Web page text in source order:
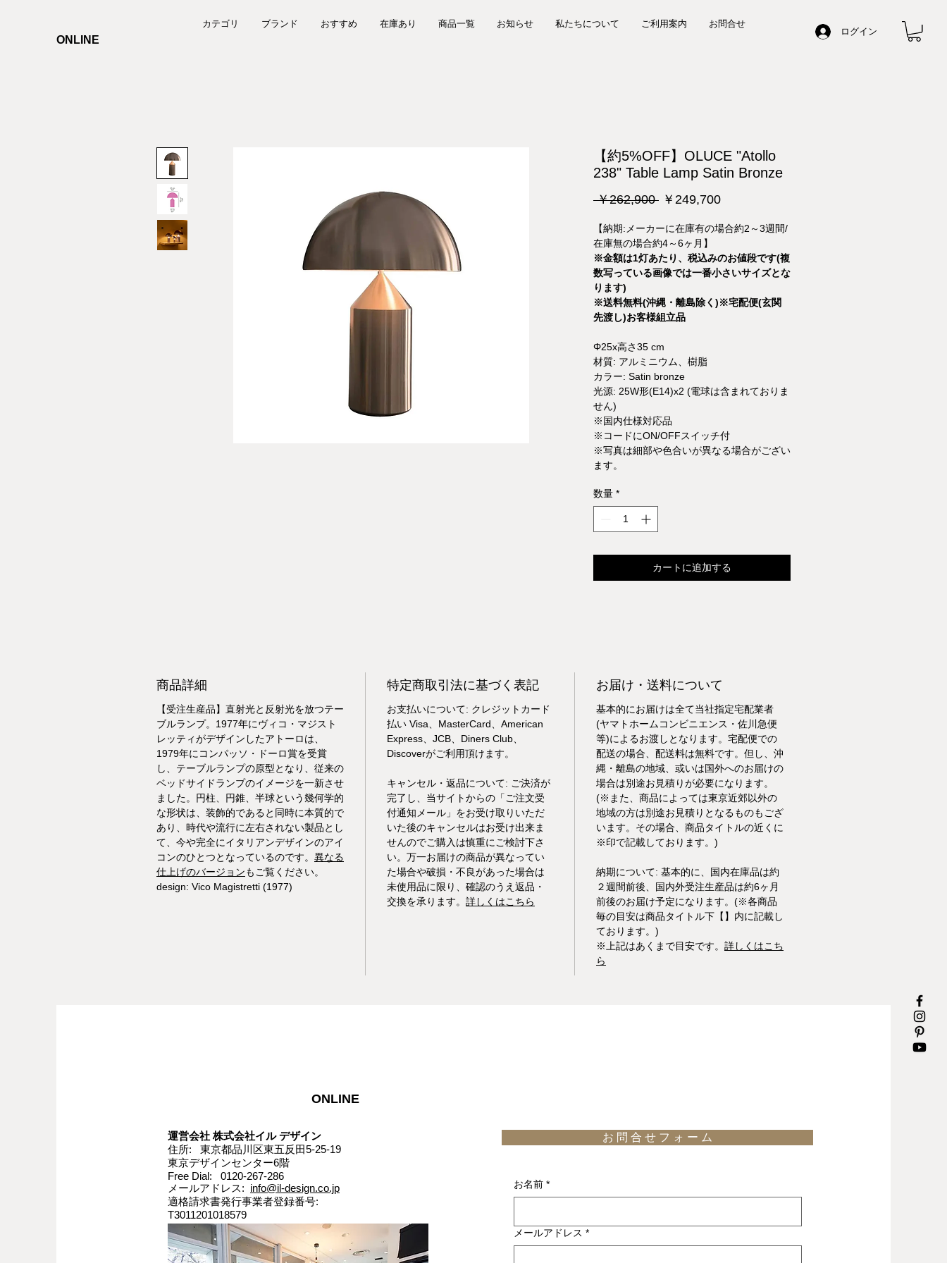
ONLINE
ログイン
カテゴリ ブランド おすすめ 在庫あり 商品一覧 お知らせ 私たちについて ご利用案内 お問合せ
【約5%OFF】OLUCE "Atollo
238" Table Lamp Satin Bronze
￥262,900 通
価
格
￥249,700セ
ル
格
【納期:メーカーに在庫有の場合約2～3週間/
在庫無の場合約4～6ヶ月】
※金額は1灯あたり、税込みのお値段です(複
数写っている画像では一番小さいサイズとな
ります)
※送料無料(沖縄・離島除く)※宅配便(玄関
先渡し)お客様組立品
Φ25x高さ35 cm
材質: アルミニウム、樹脂
カラー: Satin bronze
光源: 25W形(E14)x2 (電球は含まれておりま
せん)
※国内仕様対応品
※コードにON/OFFスイッチ付
※写真は細部や色合いが異なる場合がござい
ます。
数量 *
カートに追加する
商品詳細
【受注生産品】直射光と反射光を放つテー
ブルランプ。1977年にヴィコ・マジスト
レッティがデザインしたアトーロは、
1979年にコンパッソ・ドーロ賞を受賞
し、テーブルランプの原型となり、従来の
ベッドサイドランプのイメージを一新させ
ました。円柱、円錐、半球という幾何学的
な形状は、装飾的であると同時に本質的で
あり、時代や流行に左右されない製品とし
て、今や完全にイタリアンデザインのアイ
コンのひとつとなっているのです。 異なる
仕上げのバージョンもご覧ください。
design: Vico Magistretti (1977)
特定商取引法に基づく表記
お支払いについて: クレジットカード
払い Visa、MasterCard、American
Express、JCB、Diners Club、
Discoverがご利用頂けます。
キャンセル・返品について: ご決済が
完了し、当サイトからの「ご注文受
付通知メール」をお受け取りいただ
いた後のキャンセルはお受け出来ま
せんのでご購入は慎重にご検討下さ
い。万一お届けの商品が異なってい
た場合や破損・不良があった場合は
未使用品に限り、確認のうえ返品・
交換を承ります。 詳しくはこちら
お届け・送料について
基本的にお届けは全て当社指定宅配業者
(ヤマトホームコンビニエンス・佐川急便
等)によるお渡しとなります。宅配便での
配送の場合、配送料は無料です。但し、沖
縄・離島の地域、或いは国外へのお届けの
場合は別途お見積りが必要になります。
(※また、商品によっては東京近郊以外の
地域の方は別途お見積りとなるものもござ
います。その場合、商品タイトルの近くに
※印で記載しております。)
納期について: 基本的に、国内在庫品は約
２週間前後、国内外受注生産品は約6ヶ月
前後のお届け予定になります。(※各商品
毎の目安は商品タイトル下【】内に記載し
ております。)
※上記はあくまで目安です。 詳しくはこち
ら
ONLINE
運営会社 株式会社イル デザイン​
住所: 東京都品川区東五反田5-25-19
東京デザインセンター6階
Free Dial: 0120-267-286
メールアドレス: info@il-design.co.jp
適格請求書発行事業者登録番号:
T3011201018579
お 問 合 せ フ ォ ー ム
お名前 *
メールアドレス *